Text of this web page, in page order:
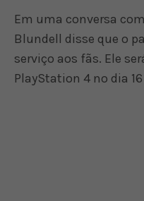
Em uma conversa
Blundell disse que o
serviço aos fãs. Ele
PlayStation 4 no dia